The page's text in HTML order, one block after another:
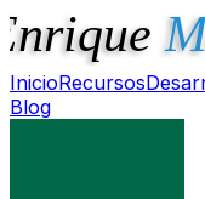
InicioRecursos
Blog